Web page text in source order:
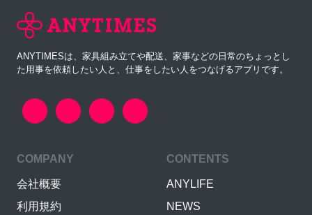
ANYTIMESは、家具組み立てや配送、家事などの日常のちょっとし
た用事を依頼したい人と、仕事をしたい人をつなげるアプリです。
COMPANY
会社概要
利用規約
CONTENTS
ANYLIFE
NEWS